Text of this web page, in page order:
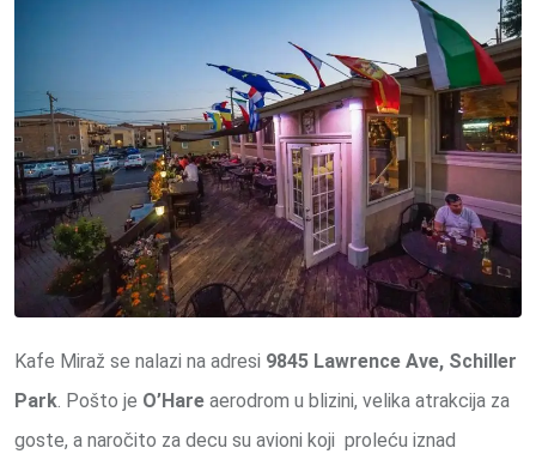
Kafe Miraž se nalazi na adresi 9845 Lawrence Ave, Schiller
Park. Pošto je O’Hare aerodrom u blizini, velika atrakcija za
goste, a naročito za decu su avioni koji proleću iznad